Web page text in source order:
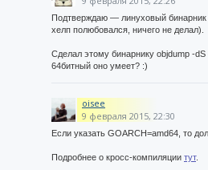
Подтверждаю — линуховый бинарник
хелп полюбовался, ничего не делал).
Сделал этому бинарнику objdump -
64битный оно умеет? :)
oisee
9 февраля 2015, 22:30
Если указать GOARCH=amd64, то
Подробнее о кросс-компиляции тут.